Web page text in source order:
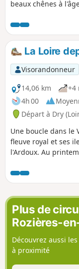
beaux chênes à
calcaire par les
curiosité du Nord
La Loire
Visorandonneur
14,06 km
+4
4h 00
Départ à Dry
Une boucle dans le
fleuve royal et ses
l'Ardoux. Au
Plus de
Rozières-
Découvrez aussi
à proximité